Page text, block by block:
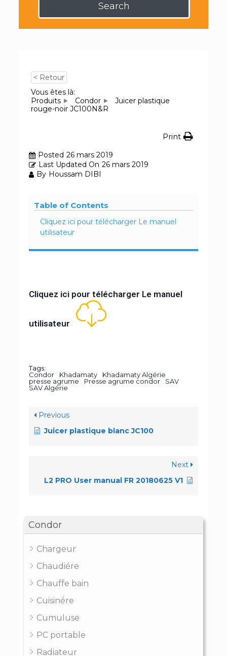
Search
Condor
Chargeur
Chaudiére
Chauffe bain
Cuisinére
Cumuluse
PC portable
Radiateur
< Retour
Vous êtes là:
Produits
Condor
Juicer plastique
rouge-noir JC100N&R
Print
Posted 26 mars 2019
Last Updated On 26 mars 2019
By Houssam DIBI
Table of Contents
Cliquez ici pour télécharger Le manuel
utilisateur
Cliquez ici pour télécharger Le manuel
utilisateur
Tags:
Condor
Khadamaty
Khadamaty Algérie
presse agrume
Presse agrume condor
SAV
SAV Algérie
Previous
Juicer plastique blanc JC100
Next
L2 PRO User manual FR 20180625 V1